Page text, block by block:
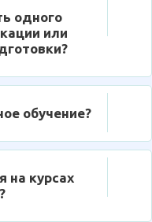
одного
или
обучение?
на курсах